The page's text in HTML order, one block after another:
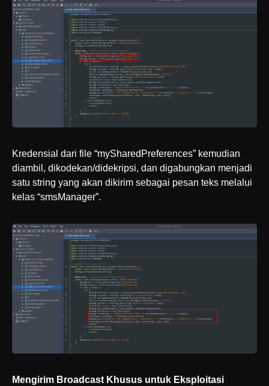
Kredensial dari file “mySharedPreferences” kemudian
diambil, dikodekan/didekripsi, dan digabungkan menjadi
satu string yang akan dikirim sebagai pesan teks melalui
kelas “smsManager”.
Mengirim Broadcast Khusus untuk Eksploitasi